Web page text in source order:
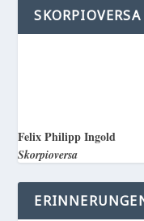
SKORPIOVERSA
Felix Philipp Ingold
Skorpioversa